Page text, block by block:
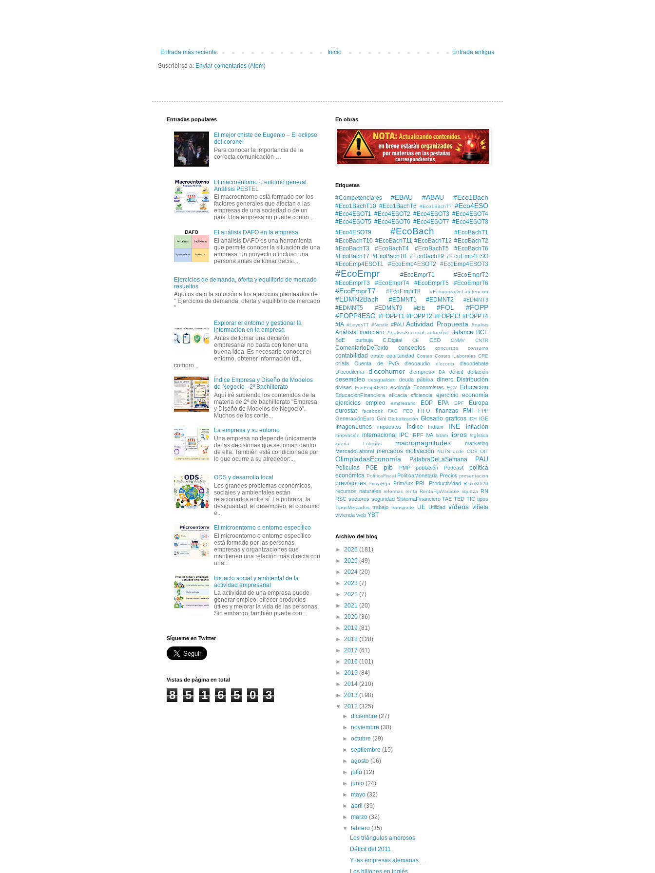
Entrada más reciente Entrada antigua
Inicio
Suscribirse a: Enviar comentarios (Atom)
Entradas populares
El mejor chiste de Eugenio – El eclipse
del coronel
Para conocer la importancia de la
correcta comunicación …
El macroentorno o entorno general.
Análisis PESTEL
El macroentorno está formado por los
factores generales que afectan a las
empresas de una sociedad o de un
país. Una empresa no puede contro...
El análisis DAFO en la empresa
El análisis DAFO es una herramienta
que permite conocer la situación de una
empresa, un proyecto o incluso una
persona antes de tomar decisi...
Ejercicios de demanda, oferta y equilibrio de mercado
resueltos
Aquí os dejo la solución a los ejercicios planteados de
“ Ejercicios de demanda, oferta y equilibrio de mercado
”
Explorar el entorno y gestionar la
información en la empresa
Antes de tomar una decisión
empresarial no basta con tener una
buena idea. Es necesario conocer el
entorno, obtener información útil,
compro...
Índice Empresa y Diseño de Modelos
de Negocio - 2º Bachillerato
Aquí iré subiendo los contenidos de la
materia de 2º de bachillerato "Empresa
y Diseño de Modelos de Negocio".
Muchos de los conte...
La empresa y su entorno
Una empresa no depende únicamente
de las decisiones que se toman dentro
de ella. También está condicionada por
lo que ocurre a su alrededor:...
ODS y desarrollo local
Los grandes problemas económicos,
sociales y ambientales están
relacionados entre sí. La pobreza, la
desigualdad, el desempleo, el consumo
e...
El microentorno o entorno específico
El microentorno o entorno específico
está formado por las personas,
empresas y organizaciones que
mantienen una relación más directa con
una...
Impacto social y ambiental de la
actividad empresarial
La actividad de una empresa puede
generar empleo, ofrecer productos
útiles y mejorar la vida de las personas.
Sin embargo, también puede con...
Sígueme en Twitter
Vistas de página en total
8 5 1 6 5 0 3
En obras
Etiquetas
#Competenciales #EBAU #ABAU #Eco1Bach
#Eco1BachT10 #Eco1BachT6 #Eco1BachT7 #Eco4ESO
#Eco4ESOT1 #Eco4ESOT2 #Eco4ESOT3 #Eco4ESOT4
#Eco4ESOT5 #Eco4ESOT6 #Eco4ESOT7 #Eco4ESOT8
#Eco4ESOT9
#EcoBach
#EcoBachT1
#EcoBachT10 #EcoBachT11 #EcoBachT12 #EcoBachT2
#EcoBachT3
#EcoBachT4 #EcoBachT5
#EcoBachT6
#EcoBachT7 #EcoBachT8 #EcoBachT9 #EcoEmp4ESO
#EcoEmp4ESOT1
#EcoEmp4ESOT2 #EcoEmp4ESOT3
#EcoEmpr #EcoEmprT1
#EcoEmprT2
#EcoEmprT3
#EcoEmprT4 #EcoEmprT5 #EcoEmprT6
#EcoEmprT7 #EcoEmprT8 #EconomiaDeLaIntencion
#EDMN2Bach #EDMNT1 #EDMNT2 #EDMNT3
#EDMNT5 #EDMNT9 #EIE #FOL
#FOPP
#FOPP4ESO #FOPPT1 #FOPPT2 #FOPPT3 #FOPPT4
#IA #LeyesTT #Nestlé #PAU Actividad Propuesta Analisis
AnálisisFinanciero AnalisisSectorial automóvil Balance BCE
BdE burbuja C.Digital CE CEO CNMV CNTR
ComentarioDeTexto conceptos concursos consumo
contabilidad coste oportunidad Costes Costes Laborales CRE
crisis Cuenta de PyG d'ecoaudio d'ecocio
d'ecodebate
D'ecodilema
d'ecohumor d'empresa DA déficit deflación
desempleo desigualdad deuda pública dinero Distribución
divisas EcoEmp4ESO ecología Economistas ECV Educacion
EducaciónFinanciera eficacia eficiencia
ejercicio economía
ejercicios
empleo empresario EOP EPA EPF
Europa
eurostat
facebook FAG FED FIFO finanzas FMI
FPP
GeneraciónEuro Gini Globalización Glosario graficos IDH IGE
ImagenLunes impuestos Índice Inditex INE inflación
innovación internacional IPC IRPF IVA latam libros logística
lotería
Loterías macromagnitudes
marketing
MercadoLaboral mercados motivación NUTS ocde ODS OIT
OlimpiadasEconomía PalabraDeLaSemana PAU
Películas PGE pib PMP población Podcast
política
económica PolíticaFiscal PolíticaMonetaria Precios presentacion
previsiones PrimaRgo PrimAux PRL Productividad Ratio80/20
recursos naturales reformas renta RentaFijaVariable riqueza
RN
RSC sectores seguridad SistemaFinanciero TAE TED TIC tipos
TiposMercados trabajo transporte UE Utilidad vídeos viñeta
vivienda web YBT
Archivo del blog
► 2026 (181)
► 2025 (49)
► 2024 (20)
► 2023 (7)
► 2022 (7)
► 2021 (20)
► 2020 (36)
► 2019 (81)
► 2018 (128)
► 2017 (61)
► 2016 (101)
► 2015 (84)
► 2014 (210)
► 2013 (198)
▼ 2012 (325)
►diciembre(27)
►noviembre(30)
►octubre(29)
►septiembre(15)
►agosto(16)
►julio(12)
►junio(24)
►mayo(32)
►abril(39)
►marzo(32)
▼febrero(35)
Los triángulos amorosos
Déficit del 2011
Y las empresas alemanas …
Los billones en inglés